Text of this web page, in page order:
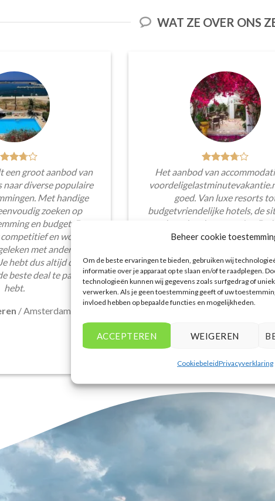
Beheer cookie
Om de beste ervaringen te bieden, gebruiken wij
informatie over je apparaat op te slaan en/of te raadplegen.
technologieën kunnen wij gegevens zoals surfgedrag of
verwerken. Als je geen toestemming geeft of uw
invloed hebben op bepaalde functies en mogelijkheden.
ACCEPTEREN WEIGEREN
CookiebeleidPrivacyverklaring
WAT ZE OVER ONS
een groot aanbod van
naar diverse populaire
Met handige
zoeken op
en budget. De
en worden
met andere
hebt dus altijd de
beste deal te pakken
hebt.
/ Amsterdam
Het aanbod van
goed. Van luxe resorts
budgetvriendelijke hotels, de
een breed scala aan opties. De
zoekfilters maakten het
aansluiten bij mijn
budget.
Tim Beukers/Tilburg